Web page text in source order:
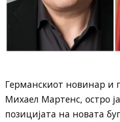
Германскиот новинар и
Михаел Мартенс, остро
позицијата на новата